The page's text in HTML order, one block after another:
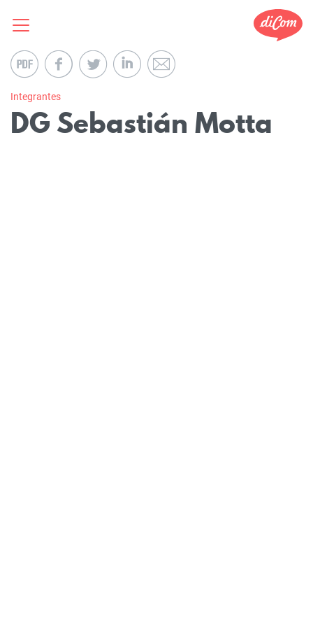
Integrantes
DG Sebastián Motta